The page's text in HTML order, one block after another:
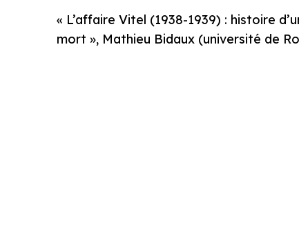
« L’affaire Vitel (1938-1939) : histoire
mort », Mathieu Bidaux (université de